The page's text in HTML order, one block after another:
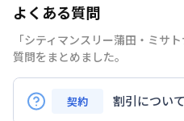
禁煙・喫煙
よくある質問
「シティマンスリー蒲田・ミサ
質問をまとめました。
契約 割引について